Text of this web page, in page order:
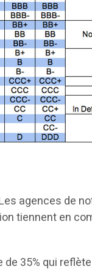
agences de
tiennent en
35% qui